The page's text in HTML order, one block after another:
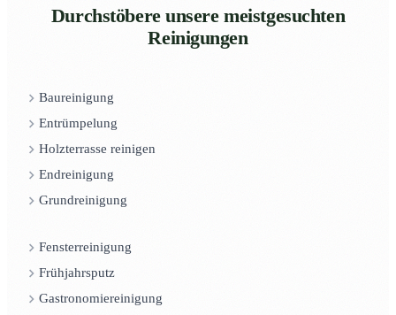
Durchstöbere unsere meistgesuchten
Reinigungen
Baureinigung
Entrümpelung
Holzterrasse reinigen
Endreinigung
Grundreinigung
Fensterreinigung
Frühjahrsputz
Gastronomiereinigung